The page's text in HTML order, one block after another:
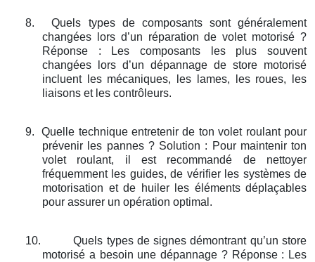
8.
Quels types de composants sont généralement
changées lors d’un réparation de volet motorisé ?
Réponse : Les composants les plus souvent
changées lors d’un dépannage de store motorisé
incluent les mécaniques, les lames, les roues, les
liaisons et les contrôleurs.
9.
Quelle technique entretenir de ton volet roulant pour
prévenir les pannes ? Solution : Pour maintenir ton
volet roulant, il est recommandé de nettoyer
fréquemment les guides, de vérifier les systèmes de
motorisation et de huiler les éléments déplaçables
pour assurer un opération optimal.
10.
Quels types de signes démontrant qu’un store
motorisé a besoin une dépannage ? Réponse : Les